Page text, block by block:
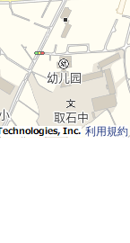
利用規約